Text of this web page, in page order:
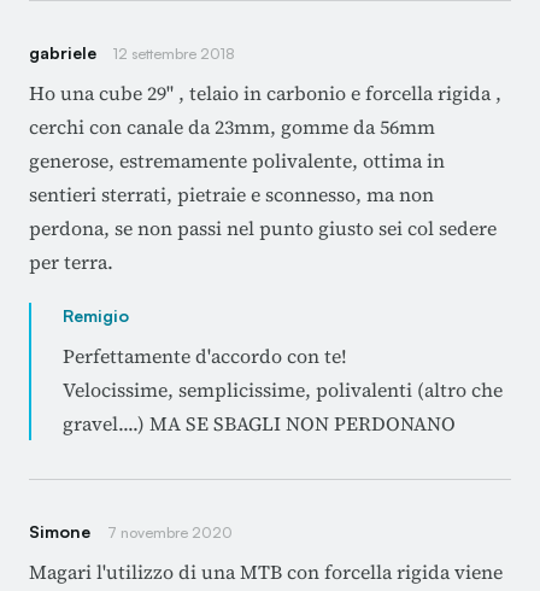
gabriele 12 settembre 2018
Ho una cube 29" , telaio in carbonio e forcella rigida ,
cerchi con canale da 23mm, gomme da 56mm
generose, estremamente polivalente, ottima in
sentieri sterrati, pietraie e sconnesso, ma non
perdona, se non passi nel punto giusto sei col sedere
per terra.
Remigio
Perfettamente d'accordo con te!
Velocissime, semplicissime, polivalenti (altro che
gravel....) MA SE SBAGLI NON PERDONANO
Simone 7 novembre 2020
Magari l'utilizzo di una MTB con forcella rigida viene